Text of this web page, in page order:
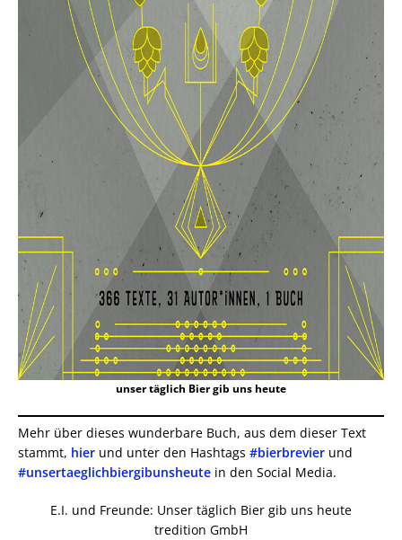
unser täglich Bier gib uns heute
Mehr über dieses wunderbare Buch, aus dem dieser Text
stammt, hier und unter den Hashtags #bierbrevier und
#unsertaeglichbiergibunsheute in den Social Media.
E.I. und Freunde: Unser täglich Bier gib uns heute
tredition GmbH